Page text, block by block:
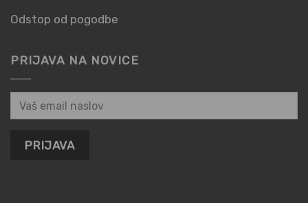
Odstop od pogodbe
PRIJAVA NA NOVICE